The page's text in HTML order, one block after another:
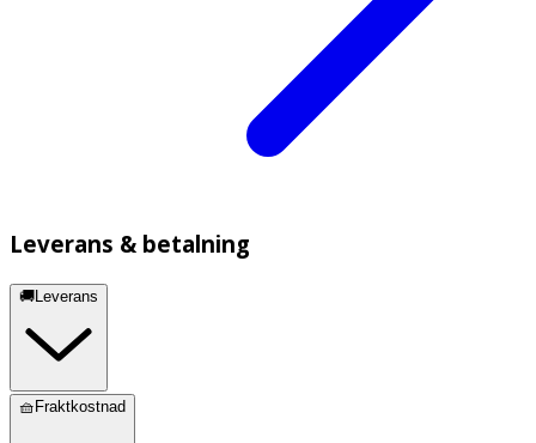
Leverans & betalning
🚚Leverans
🧺Fraktkostnad